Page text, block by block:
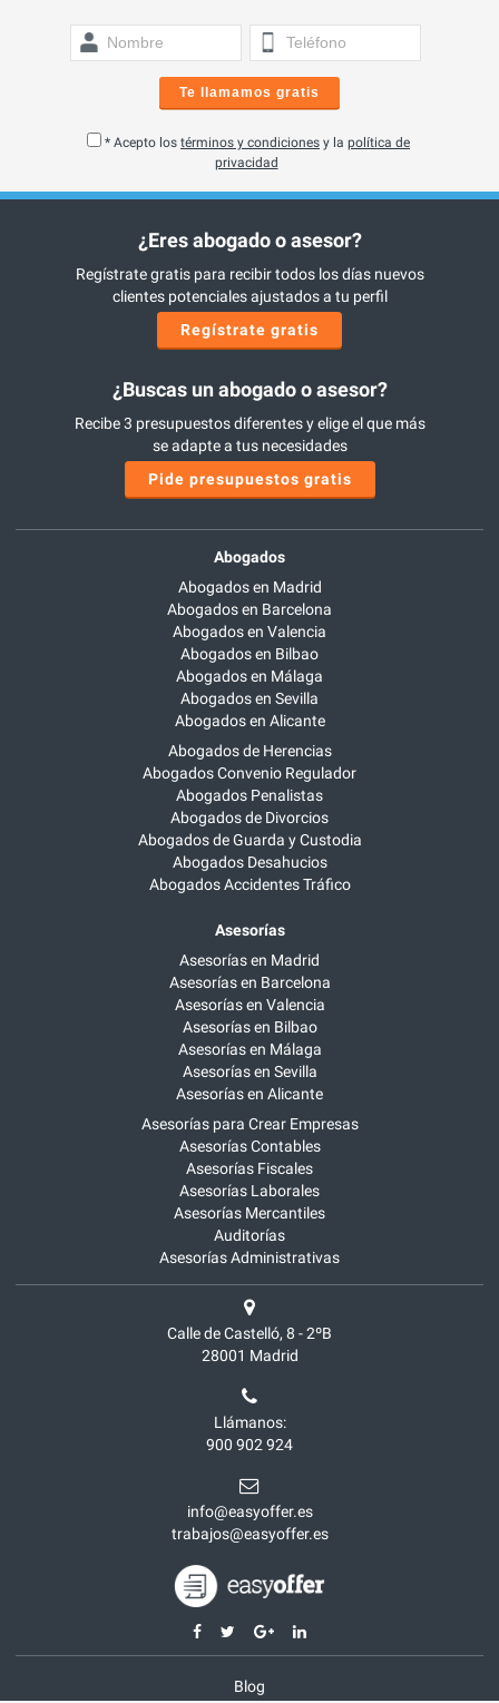
Te llamamos gratis
* Acepto los términos y condiciones y la política de
privacidad
¿Eres abogado o asesor?
Regístrate gratis para recibir todos los días nuevos
clientes potenciales ajustados a tu perfil
Regístrate gratis
¿Buscas un abogado o asesor?
Recibe 3 presupuestos diferentes y elige el que más
se adapte a tus necesidades
Pide presupuestos gratis
Abogados
Abogados en Madrid
Abogados en Barcelona
Abogados en Valencia
Abogados en Bilbao
Abogados en Málaga
Abogados en Sevilla
Abogados en Alicante
Abogados de Herencias
Abogados Convenio Regulador
Abogados Penalistas
Abogados de Divorcios
Abogados de Guarda y Custodia
Abogados Desahucios
Abogados Accidentes Tráfico
Asesorías
Asesorías en Madrid
Asesorías en Barcelona
Asesorías en Valencia
Asesorías en Bilbao
Asesorías en Málaga
Asesorías en Sevilla
Asesorías en Alicante
Asesorías para Crear Empresas
Asesorías Contables
Asesorías Fiscales
Asesorías Laborales
Asesorías Mercantiles
Auditorías
Asesorías Administrativas
Calle de Castelló, 8 - 2ºB
28001 Madrid
Llámanos:
900 902 924
info@easyoffer.es
trabajos@easyoffer.es
Blog